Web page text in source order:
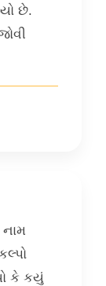
છે.
નામ
કે કયું